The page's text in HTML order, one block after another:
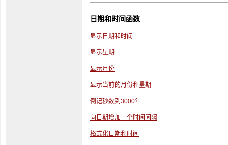
日期和时间函数
显示日期和时间
显示星期
显示月份
显示当前的月份和星期
倒记秒数到3000年
向日期增加一个时间间隔
格式化日期和时间